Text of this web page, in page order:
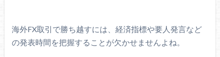
海外FX取引で勝ち越すには、経済指標や要人発言など
の発表時間を把握することが欠かせませんよね。